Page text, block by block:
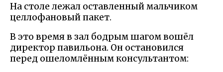
На столе лежал оставленный мальчиком
целлофановый пакет.
В это время в зал бодрым шагом вошёл
директор павильона. Он остановился
перед ошеломлённым консультантом: